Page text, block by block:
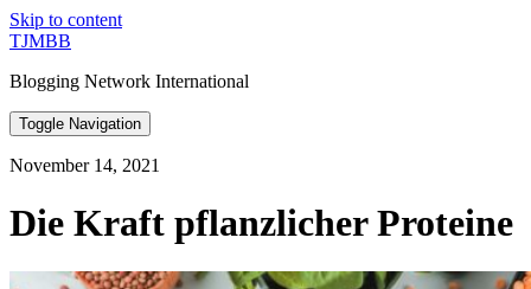
Skip to content
TJMBB
Blogging Network International
Toggle Navigation
November 14, 2021
Die Kraft pflanzlicher Proteine